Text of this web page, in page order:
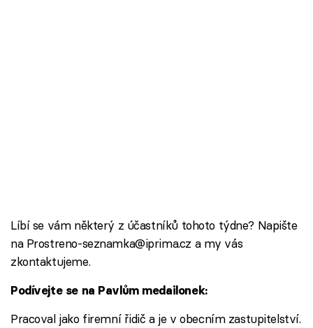
Líbí se vám některý z účastníků tohoto týdne? Napište
na Prostreno-seznamka@iprima.cz a my vás
zkontaktujeme.
Podívejte se na Pavlům medailonek:
Pracoval jako firemní řidič a je v obecním zastupitelství.